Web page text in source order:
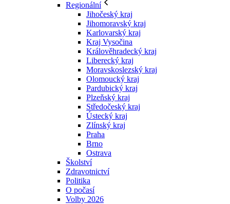
Regionální
Jihočeský kraj
Jihomoravský kraj
Karlovarský kraj
Kraj Vysočina
Králověhradecký kraj
Liberecký kraj
Moravskoslezský kraj
Olomoucký kraj
Pardubický kraj
Plzeňský kraj
Středočeský kraj
Ústecký kraj
Zlínský kraj
Praha
Brno
Ostrava
Školství
Zdravotnictví
Politika
O počasí
Volby 2026